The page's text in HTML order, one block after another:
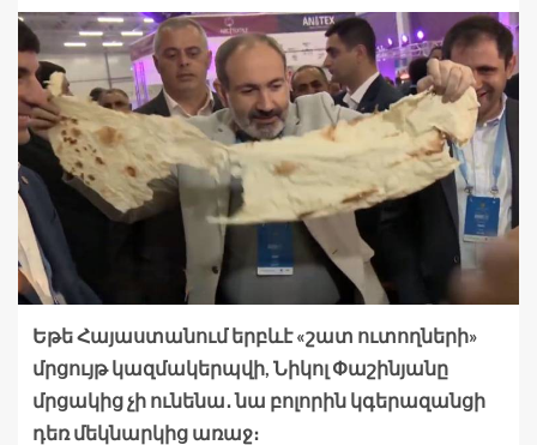
Եթե Հայաստանում երբևէ «շատ ուտողների»
մրցույթ կազմակերպվի, Նիկոլ Փաշինյանը
մրցակից չի ունենա․ նա բոլորին կգերազանցի
դեռ մեկնարկից առաջ։